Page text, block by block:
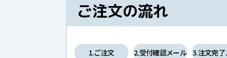
ご注文の流れ
1.ご注文 2.受付確認メール 3.注文完